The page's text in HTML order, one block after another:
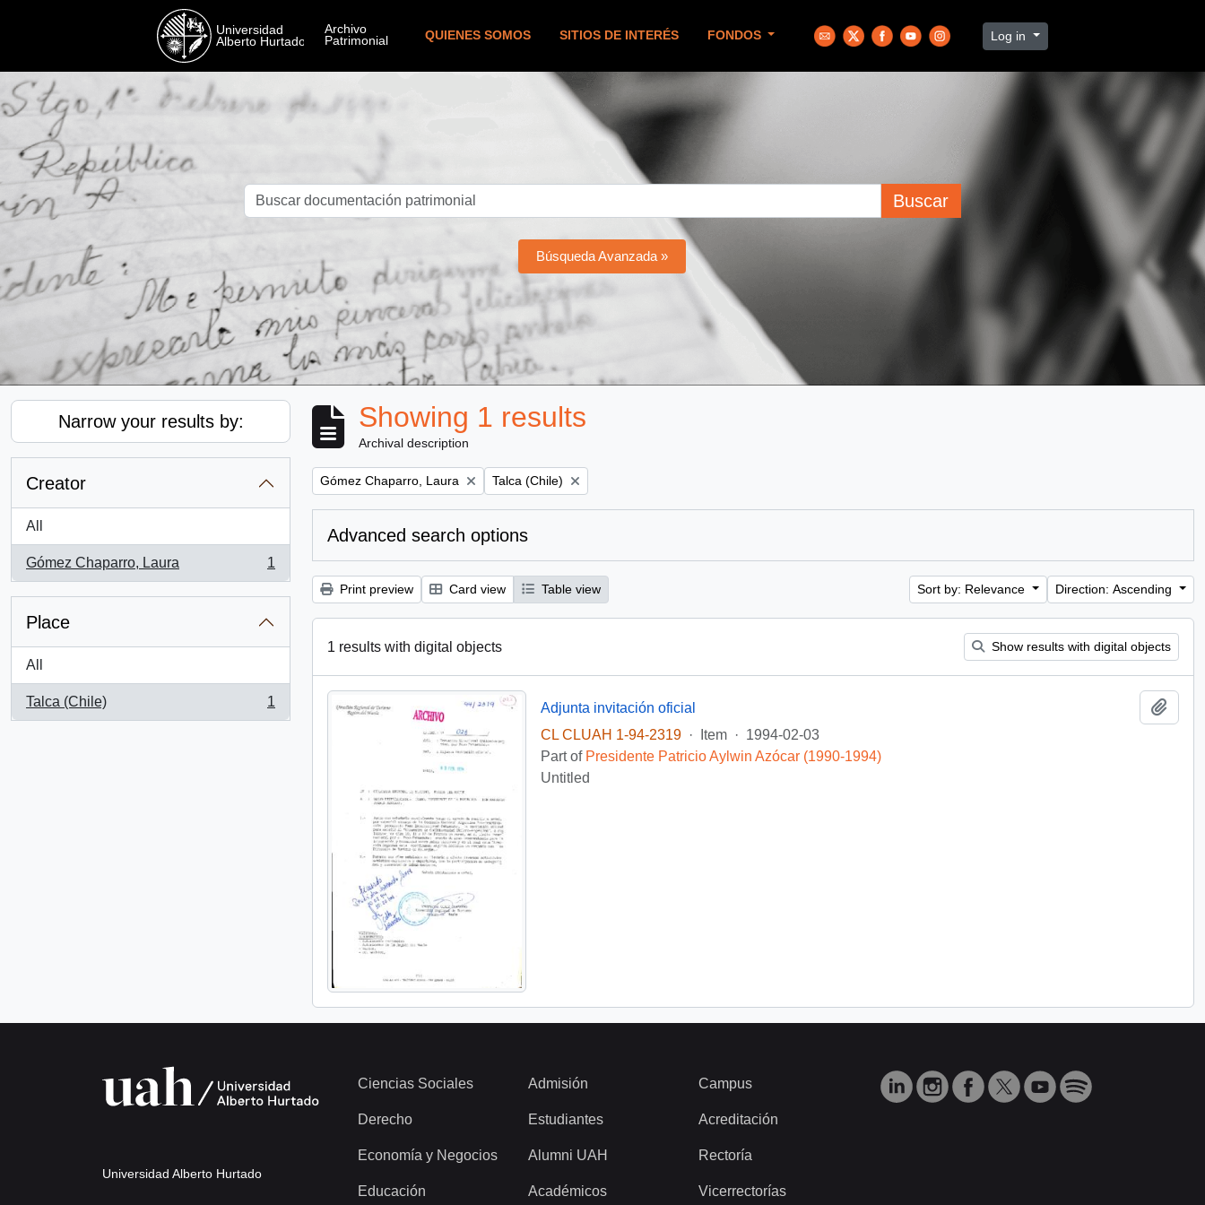
QUIENES SOMOS SITIOS DE INTERÉS FONDOS Log in
Buscar
Búsqueda Avanzada »
Narrow your results by:
Creator
All
Gómez Chaparro, Laura
, 1 results
1
Place
All
Talca (Chile)
, 1 results
1
Showing 1 results
Archival description
Remove filter:
Gómez Chaparro, Laura Remove filter:
Talca (Chile)
Advanced search options
Print preview Card view Table view Sort by: Relevance Direction: Ascending
1 results with digital objects Show results with digital objects
Adjunta invitación oficial
CL CLUAH 1-94-2319
· Item · 1994-02-03
Part of Presidente Patricio Aylwin Azócar (1990-1994)
Untitled
Universidad Alberto Hurtado
Ciencias Sociales
Derecho
Economía y Negocios
Educación
Admisión
Estudiantes
Alumni UAH
Académicos
Campus
Acreditación
Rectoría
Vicerrectorías